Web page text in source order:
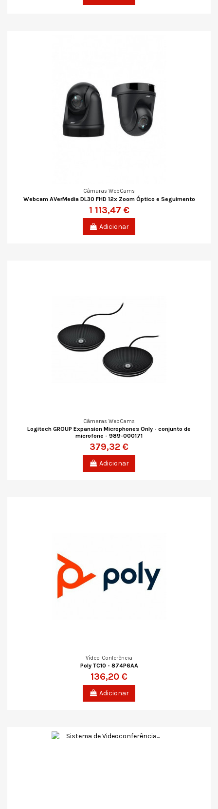
Câmaras WebCams
Webcam AVerMedia DL30 FHD 12x Zoom Óptico e Seguimento
1 113,47 €
Adicionar
Câmaras WebCams
Logitech GROUP Expansion Microphones Only - conjunto de
microfone - 989-000171
379,32 €
Adicionar
Vídeo-Conferência
Poly TC10 - 874P6AA
136,20 €
Adicionar